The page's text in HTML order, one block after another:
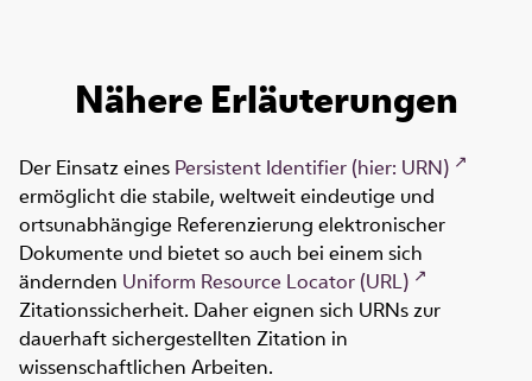
Nähere Erläuterungen
Der Einsatz eines Persistent Identifier (hier: URN)
ermöglicht die stabile, weltweit eindeutige und
ortsunabhängige Referenzierung elektronischer
Dokumente und bietet so auch bei einem sich
ändernden Uniform Resource Locator (URL)
Zitationssicherheit. Daher eignen sich URNs zur
dauerhaft sichergestellten Zitation in
wissenschaftlichen Arbeiten.